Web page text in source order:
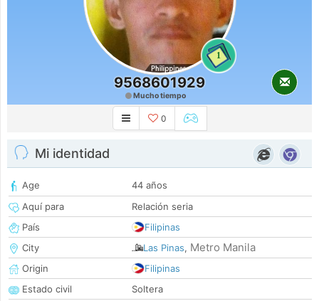
1
9568601929
Mucho tiempo
0
Mi identidad
Age
44 años
Aquí para
Relación seria
País
Filipinas
City
Las Pinas, Metro Manila
Origin
Filipinas
Estado civil
Soltera